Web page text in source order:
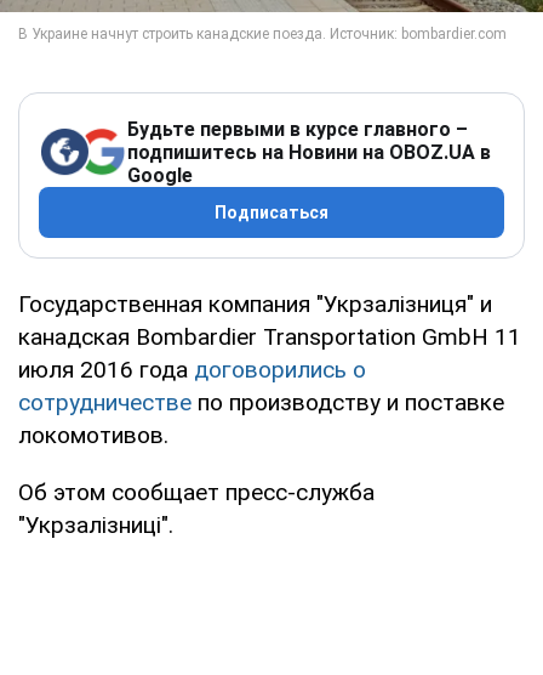
Будьте первыми в курсе главного –
подпишитесь на Новини на OBOZ.UA в
Google
Подписаться
Государственная компания "Укрзалізниця" и
канадская Bombardier Transportation GmbH 11
июля 2016 года договорились о
сотрудничестве по производству и поставке
локомотивов.
Об этом сообщает пресс-служба
"Укрзалізниці".